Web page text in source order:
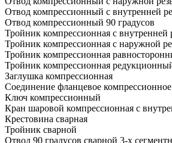
Отвод компрессионный с внутренней
Отвод компрессионный 90 градусов
Тройник компрессионная с внутренней
Тройник компрессионная с наружной
Тройник компрессионная
Тройник компрессионная
Заглушка компрессионная
Соединение фланцевое компрессионное
Ключ компрессионный
Кран шаровой компрессионная с
Крестовина сварная
Тройник сварной
Отвод 90 градусов сварной 3-х